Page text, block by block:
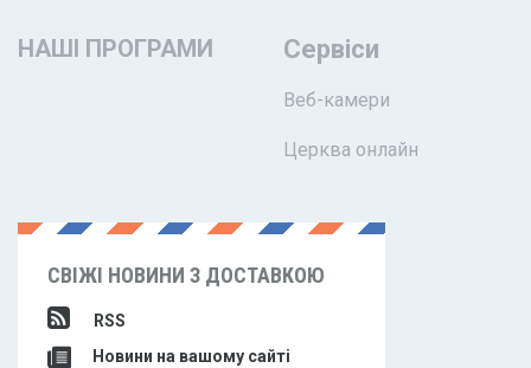
НАШІ ПРОГРАМИ Сервіси
Веб-камери
Церква онлайн
СВІЖІ НОВИНИ З ДОСТАВКОЮ
RSS
Новини на вашому сайті